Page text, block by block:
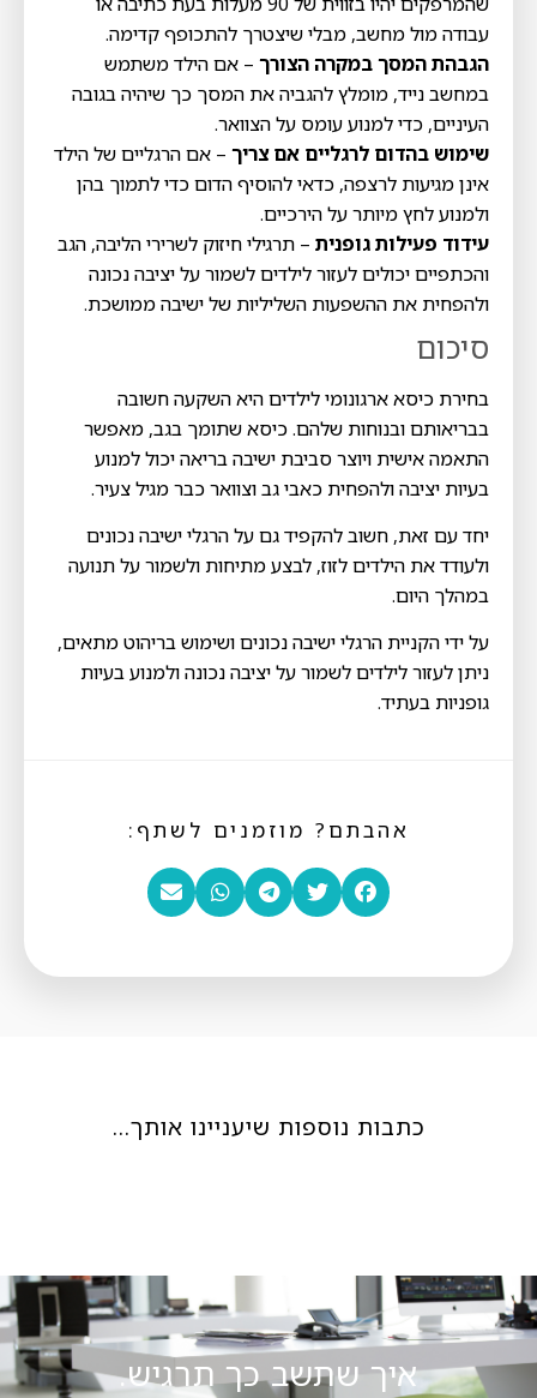
עבודה מול מחשב, מבלי שיצטרך להתכופף קדימה.
הגבהת המסך במקרה הצורך – אם הילד משתמש
במחשב נייד, מומלץ להגביה את המסך כך שיהיה בגובה
העיניים, כדי למנוע עומס על הצוואר.
שימוש בהדום לרגליים אם צריך – אם הרגליים של הילד
אינן מגיעות לרצפה, כדאי להוסיף הדום כדי לתמוך בהן
ולמנוע לחץ מיותר על הירכיים.
עידוד פעילות גופנית – תרגילי חיזוק לשרירי הליבה, הגב
והכתפיים יכולים לעזור לילדים לשמור על יציבה נכונה
ולהפחית את ההשפעות השליליות של ישיבה ממושכת.
סיכום
בחירת כיסא ארגונומי לילדים היא השקעה חשובה
בבריאותם ובנוחות שלהם. כיסא שתומך בגב, מאפשר
התאמה אישית ויוצר סביבת ישיבה בריאה יכול למנוע
בעיות יציבה ולהפחית כאבי גב וצוואר כבר מגיל צעיר.
יחד עם זאת, חשוב להקפיד גם על הרגלי ישיבה נכונים
ולעודד את הילדים לזוז, לבצע מתיחות ולשמור על תנועה
במהלך היום.
על ידי הקניית הרגלי ישיבה נכונים ושימוש בריהוט מתאים,
ניתן לעזור לילדים לשמור על יציבה נכונה ולמנוע בעיות
גופניות בעתיד.
אהבתם? מוזמנים לשתף:
כתבות נוספות שיעניינו אותך…
איך שתשב כך תרגיש.